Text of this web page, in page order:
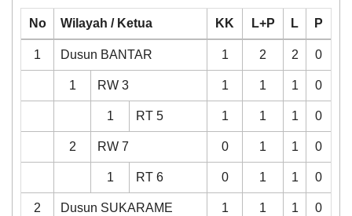
No Wilayah / Ketua KK L+P L P
1 Dusun BANTAR 1 2 2 0
1 RW 3 1 1 1 0
1 RT 5 1 1 1 0
2 RW 7 0 1 1 0
1 RT 6 0 1 1 0
2 Dusun SUKARAME 1 1 1 0